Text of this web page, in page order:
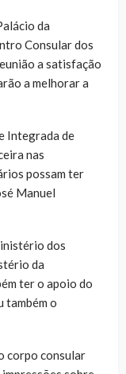
da
Consular dos
a satisfação
a melhorar a
Integrada de
nas
possam ter
Manuel
dos
da
ter o apoio do
também o
corpo consular